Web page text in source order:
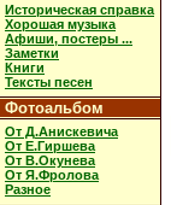
Историческая справка
Хорошая музыка
Афиши, постеры ...
Заметки
Книги
Тексты песен
Фотоальбом
От Д.Анискевича
От Е.Гиршева
От В.Окунева
От Я.Фролова
Разное